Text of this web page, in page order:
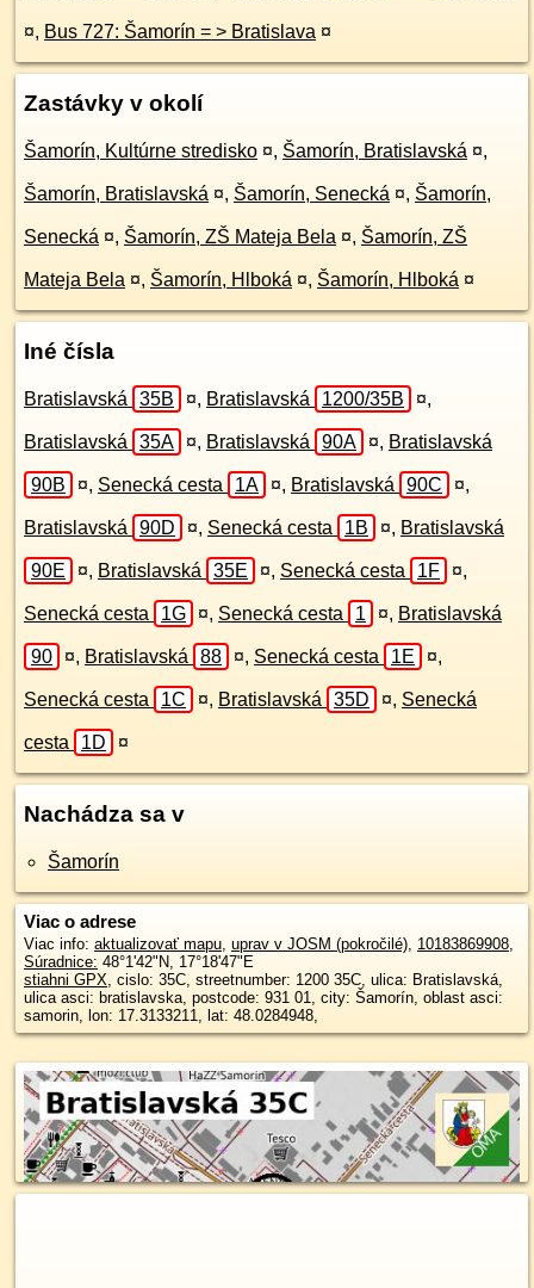
¤, Bus 727: Šamorín = > Bratislava ¤
Zastávky v okolí
Šamorín, Kultúrne stredisko ¤, Šamorín, Bratislavská ¤,
Šamorín, Bratislavská ¤, Šamorín, Senecká ¤, Šamorín,
Senecká ¤, Šamorín, ZŠ Mateja Bela ¤, Šamorín, ZŠ
Mateja Bela ¤, Šamorín, Hlboká ¤, Šamorín, Hlboká ¤
Iné čísla
Bratislavská 35B ¤, Bratislavská 1200/35B ¤,
Bratislavská 35A ¤, Bratislavská 90A ¤, Bratislavská
90B ¤, Senecká cesta 1A ¤, Bratislavská 90C ¤,
Bratislavská 90D ¤, Senecká cesta 1B ¤, Bratislavská
90E ¤, Bratislavská 35E ¤, Senecká cesta 1F ¤,
Senecká cesta 1G ¤, Senecká cesta 1 ¤, Bratislavská
90 ¤, Bratislavská 88 ¤, Senecká cesta 1E ¤,
Senecká cesta 1C ¤, Bratislavská 35D ¤, Senecká
cesta 1D ¤
Nachádza sa v
Šamorín
Viac o adrese
Viac info: aktualizovať mapu, uprav v JOSM (pokročilé), 10183869908,
Súradnice: 48°1'42"N, 17°18'47"E
stiahni GPX, cislo: 35C, streetnumber: 1200 35C, ulica: Bratislavská,
ulica asci: bratislavska, postcode: 931 01, city: Šamorín, oblast asci:
samorin, lon: 17.3133211, lat: 48.0284948,